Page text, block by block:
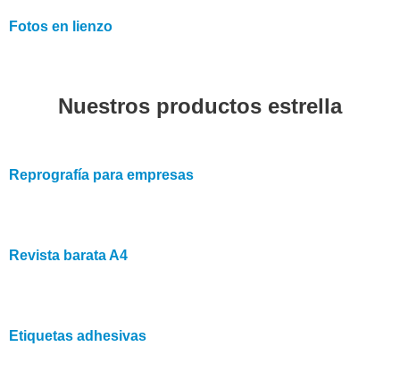
Fotos en lienzo
Nuestros productos estrella
Reprografía para empresas
Revista barata A4
Etiquetas adhesivas